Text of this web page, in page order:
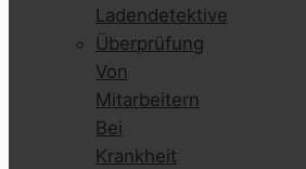
Ladendetektive
Überprüfung
Von
Mitarbeitern
Bei
Krankheit